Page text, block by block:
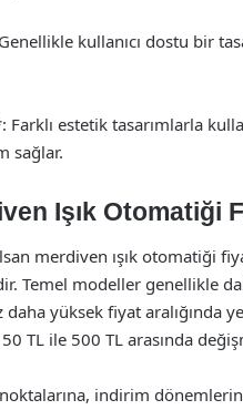
kullanıcı dostu bir
Farklı estetik tasarımlarla
sağlar.
Işık Otomatiği
merdiven ışık otomatiği
Temel modeller genellikle
yüksek fiyat aralığında
TL ile 500 TL arasında
indirim